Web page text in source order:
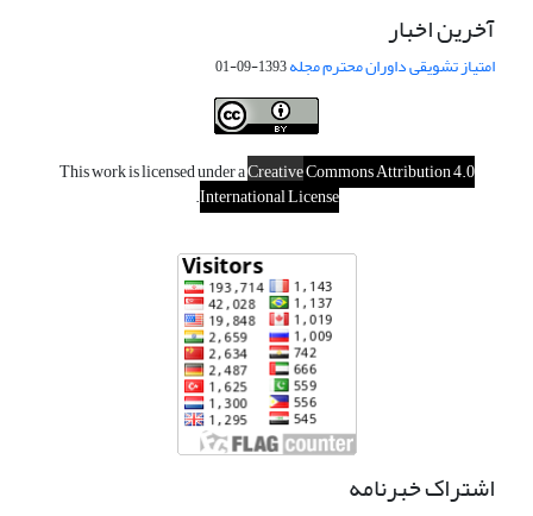
آخرین اخبار
امتیاز تشویقی داوران محترم مجله1393-09-01
This work is licensed under aCreativeCommons Attribution 4.0
International License
.
اشتراک خبرنامه